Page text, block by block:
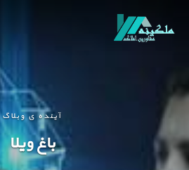
آینده ی وبلاگ
باغ ویلا